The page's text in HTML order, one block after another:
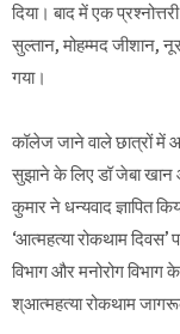
दिया। बाद में एक
सुल्तान, मोहम्मद जीशान,
गया।
कॉलेज जाने वाले छात्रों में
सुझाने के लिए डॉ जेबा खान
कुमार ने धन्यवाद ज्ञापित
‘आत्महत्या रोकथाम
विभाग और मनोरोग
श्आत्महत्या रोकथाम